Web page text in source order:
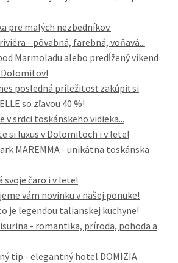
pre malých nezbedníkov.
- pôvabná, farebná, voňavá...
Marmoladu alebo predĺžený víkend
Dolomitov!
posledná príležitosť zakúpiť si
so zľavou 40 %!
v srdci toskánskeho vidieka...
si luxus v Dolomitoch i v lete!
MAREMMA - unikátna toskánska
svoje čaro i v lete!
vám novinku v našej ponuke!
je legendou talianskej kuchyne!
- romantika, príroda, pohoda a
tip - elegantný hotel DOMIZIA